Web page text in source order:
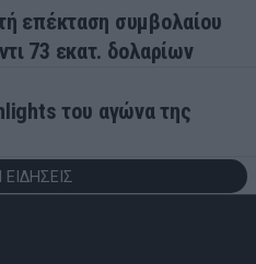
επέκταση συμβολαίου
73 εκατ. δολαρίων
του αγώνα της